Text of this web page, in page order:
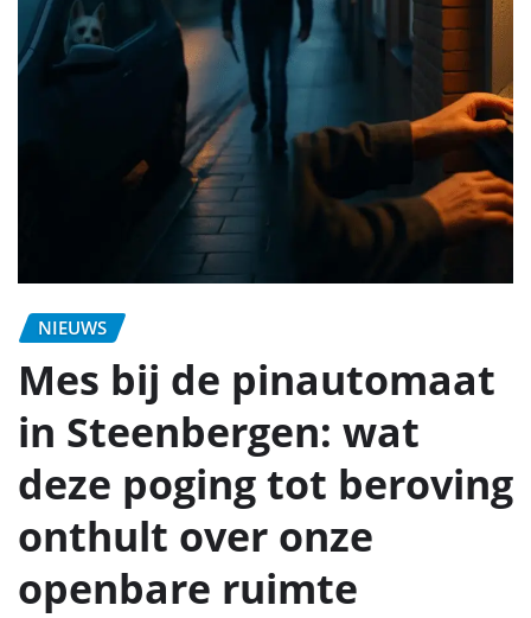
NIEUWS
Mes bij de pinautomaat
in Steenbergen: wat
deze poging tot beroving
onthult over onze
openbare ruimte